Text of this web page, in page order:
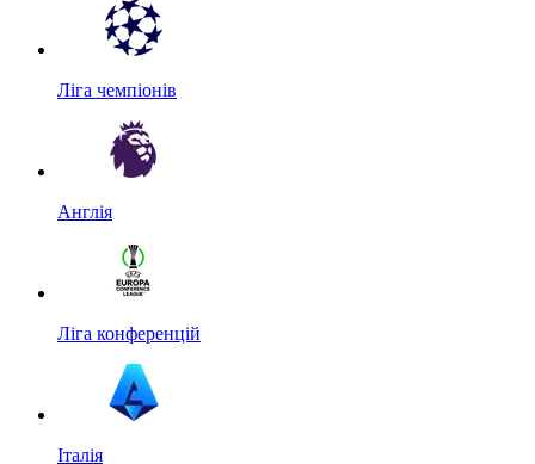
Ліга чемпіонів
Англія
Ліга конференцій
Італія